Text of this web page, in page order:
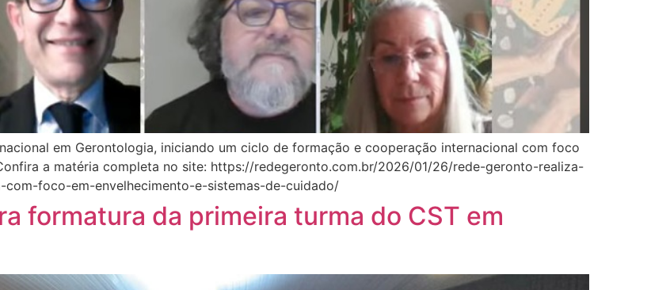
em Gerontologia, iniciando um ciclo de formação e cooperação internacional com foco
a matéria completa no site: https://redegeronto.com.br/2026/01/26/rede-geronto-realiza-
foco-em-envelhecimento-e-sistemas-de-cuidado/
formatura da primeira turma do CST em